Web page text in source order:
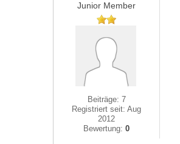
Junior Member
Beiträge: 7
Registriert seit: Aug
2012
Bewertung:0